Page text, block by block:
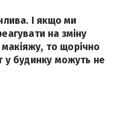
І якщо ми
на зміну
макіяжу, то щорічно
у будинку можуть не